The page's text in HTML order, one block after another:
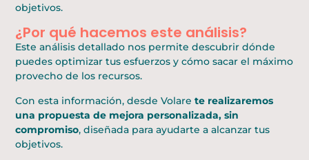
objetivos.
¿Por qué hacemos este análisis?
Este análisis detallado nos permite descubrir dónde
puedes optimizar tus esfuerzos y cómo sacar el máximo
provecho de los recursos.
Con esta información, desde Volarete realizaremos
una propuesta de mejora personalizada, sin
compromiso, diseñada para ayudarte a alcanzar tus
objetivos.